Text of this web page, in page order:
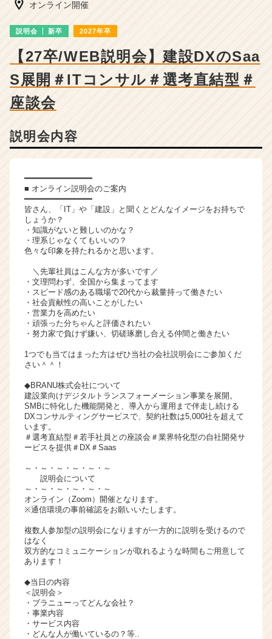
長
企
業
か
ら
ス
活
サ
ト
チ
ア
キ
ャ
リ
ア
（C
h
e
C
a
r
e
e
r）
オンライン開催
説明会 新卒 2027年卒
【27卒/WEB説明会】建設DXのSaa
S展開＃ITコンサル＃選考直結型＃
座談会
説明会内容
━━━━━━━━━━━━━━
■ オンライン説明会のご案内
━━━━━━━━━━━━━━
皆さん、「IT」や「建設」と聞くとどんなイメージをお持ちで
しょうか？
・知識がないと難しいのかな？
・理系じゃなくてもいいの？
色々な印象を持たれるかと思います。
＼先輩社員はこんな方が多いです／
・文理問わず、全国から集まってます
・スピード感のある職場で20代から裁量持って働きたい
・社会貢献性の高いことがしたい
・営業力を高めたい
・頑張った分ちゃんと評価されたい
・努力家で負けず嫌い、切磋琢磨し合える仲間と働きたい
1つでも当てはまった方はぜひ当社の会社説明会にご参加くだ
さい＾＾！
◆BRANU株式会社について
建設業向けデジタルトランスフォーメーション事業を展開。
SMBに特化した機能開発と、導入から運用まで伴走し続ける
DXコンサルティングサービスで、契約社数は5,000社を超えて
います。
＃選考直結型＃若手社員との座談会＃業界特化型の自社開発サ
ービスを提供＃DX＃Saas
～・～・～・～・～・～
説明会について
～・～・～・～・～・～
オンライン（Zoom）開催となります。
※通信環境の事前確認をお願いいたします。
複数人参加型の説明会になりますが一方的に説明を受けるので
はなく
双方的なコミュニケーションが取れるような時間もご用意して
あります！
◆当日の内容
＜説明会＞
・ブラニューってどんな会社？
・事業内容
・サービス内容
・どんな人が働いているの？等..